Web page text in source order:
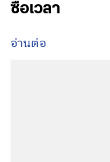
ซื้อเวลา
อ่านต่อ